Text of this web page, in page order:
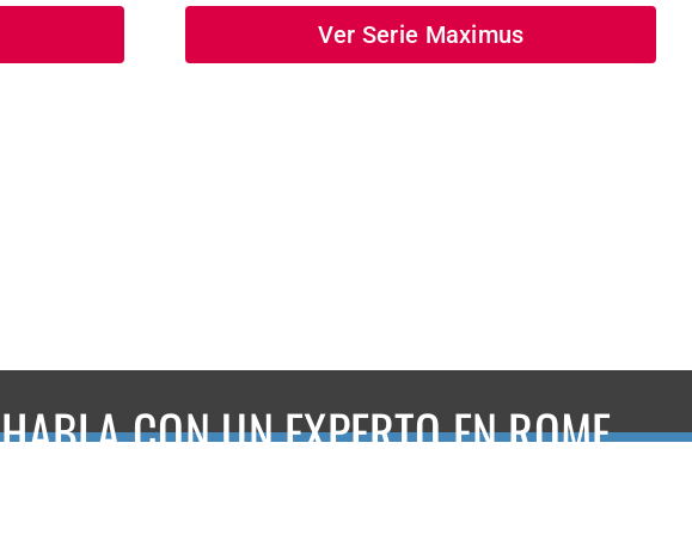
Ver Serie Maximus
HABLA CON UN EXPERTO EN ROME